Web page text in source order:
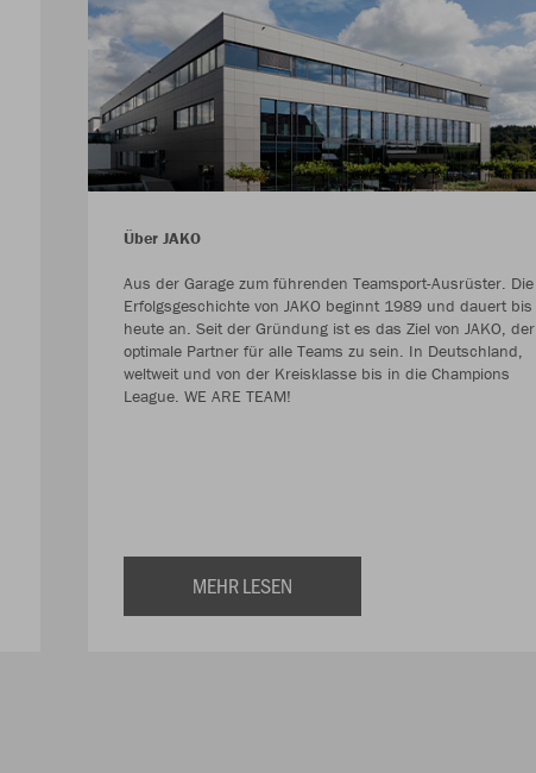
Über JAKO
Aus der Garage zum führenden Teamsport-Ausrüster. Die
Erfolgsgeschichte von JAKO beginnt 1989 und dauert bis
heute an. Seit der Gründung ist es das Ziel von JAKO, der
optimale Partner für alle Teams zu sein. In Deutschland,
weltweit und von der Kreisklasse bis in die Champions
League. WE ARE TEAM!
MEHR LESEN